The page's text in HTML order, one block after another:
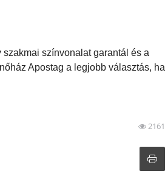
színvonalat garantál és a
Apostag a legjobb választás, ha
2161